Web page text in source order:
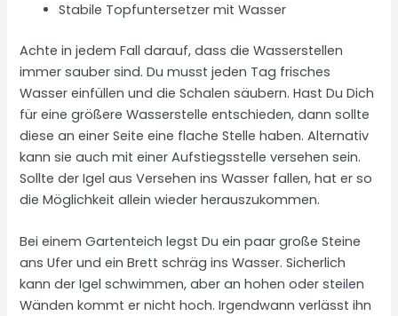
Stabile Topfuntersetzer mit Wasser
Achte in jedem Fall darauf, dass die Wasserstellen
immer sauber sind. Du musst jeden Tag frisches
Wasser einfüllen und die Schalen säubern. Hast Du Dich
für eine größere Wasserstelle entschieden, dann sollte
diese an einer Seite eine flache Stelle haben. Alternativ
kann sie auch mit einer Aufstiegsstelle versehen sein.
Sollte der Igel aus Versehen ins Wasser fallen, hat er so
die Möglichkeit allein wieder herauszukommen.
Bei einem Gartenteich legst Du ein paar große Steine
ans Ufer und ein Brett schräg ins Wasser. Sicherlich
kann der Igel schwimmen, aber an hohen oder steilen
Wänden kommt er nicht hoch. Irgendwann verlässt ihn